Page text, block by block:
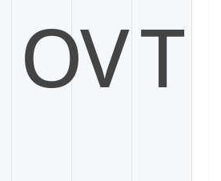
OVT